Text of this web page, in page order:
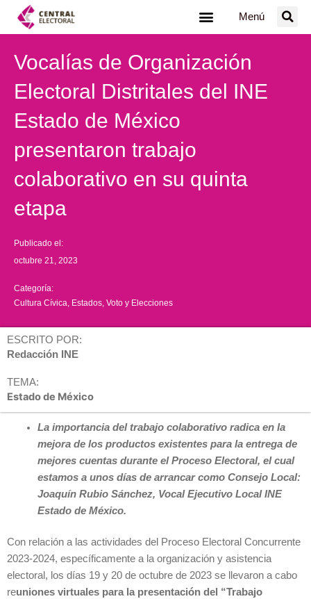
Menú
Vocalías de Organización
Electoral Distritales del INE
Estado de México
presentaron trabajo
colaborativo en su quinta
etapa
Publicado el:
octubre 21, 2023
Categoría:
Cultura Cívica Estados Voto y Elecciones
ESCRITO POR:
Redacción INE
TEMA:
Estado de México
La importancia del trabajo colaborativo radica en la
mejora de los productos existentes para la entrega de
mejores cuentas durante el Proceso Electoral, el cual
estamos a unos días de arrancar como Consejo Local:
Joaquín Rubio Sánchez, Vocal Ejecutivo Local INE
Estado de México.
Con relación a las actividades del Proceso Electoral Concurrente
2023-2024, específicamente a la organización y asistencia
electoral, los días 19 y 20 de octubre de 2023 se llevaron a cabo
reuniones virtuales para la presentación del “Trabajo